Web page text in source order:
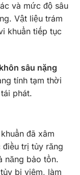
và mức độ sâu
Vật liệu trám
khuẩn tiếp tục
sâu nặng
tính tạm thời
phát.
đã xâm
trị tủy răng
năng bảo tồn.
bị viêm, làm